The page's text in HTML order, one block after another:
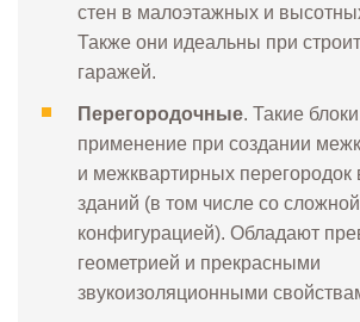
стен в малоэтажных и
Также они идеальны при
гаражей.
Перегородочные. Такие
применение при создании
и межквартирных перегородок
зданий (в том числе со сложной
конфигурацией). Обладают
геометрией и прекрасными
звукоизоляционными